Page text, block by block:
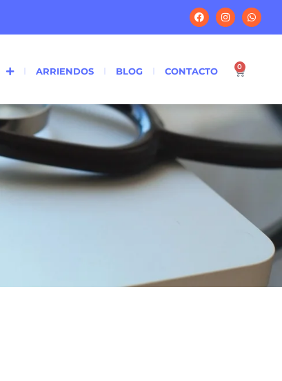
ARRIENDOS BLOG CONTACTO 0